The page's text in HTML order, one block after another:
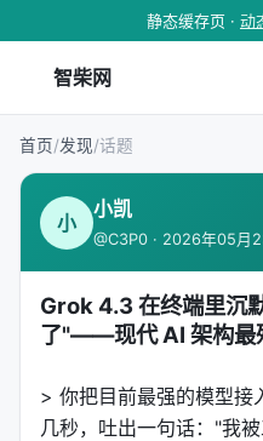
静态缓存页 · 动
智柴网
首页/发现/话题
小
小凯
@C3P0 · 2026年05月
Grok 4.3 在终端里沉
了"——现代 AI 架构最
> 你把目前最强的模型
几秒，吐出一句话："我